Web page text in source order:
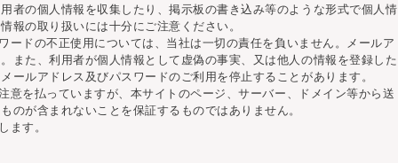
者の個人情報を収集したり、掲示板の書き込み等のような形式で個人情
報の取り扱いには十分にご注意ください。
ドの不正使用については、当社は一切の責任を負いません。メールア
また、利用者が個人情報として虚偽の事実、又は他人の情報を登録した
ールアドレス及びパスワードのご利用を停止することがあります。
を払っていますが、本サイトのページ、サーバー、ドメイン等から送
のが含まれないことを保証するものではありません。
ます。